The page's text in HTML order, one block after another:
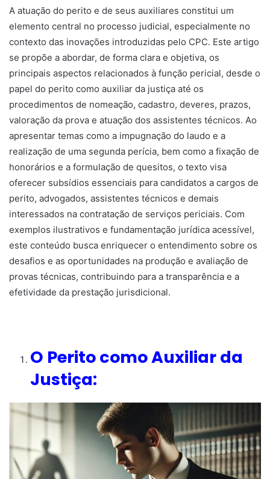
A atuação do perito e de seus auxiliares constitui um
elemento central no processo judicial, especialmente no
contexto das inovações introduzidas pelo CPC. Este artigo
se propõe a abordar, de forma clara e objetiva, os
principais aspectos relacionados à função pericial, desde o
papel do perito como auxiliar da justiça até os
procedimentos de nomeação, cadastro, deveres, prazos,
valoração da prova e atuação dos assistentes técnicos. Ao
apresentar temas como a impugnação do laudo e a
realização de uma segunda perícia, bem como a fixação de
honorários e a formulação de quesitos, o texto visa
oferecer subsídios essenciais para candidatos a cargos de
perito, advogados, assistentes técnicos e demais
interessados na contratação de serviços periciais. Com
exemplos ilustrativos e fundamentação jurídica acessível,
este conteúdo busca enriquecer o entendimento sobre os
desafios e as oportunidades na produção e avaliação de
provas técnicas, contribuindo para a transparência e a
efetividade da prestação jurisdicional.
O Perito como Auxiliar da
Justiça: